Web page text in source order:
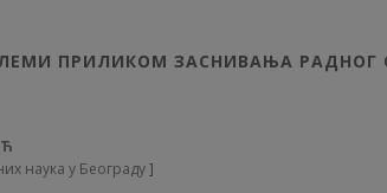
ПРИЛИКОМ ЗАСНИВАЊА РАДНОГ
наука у Београду]